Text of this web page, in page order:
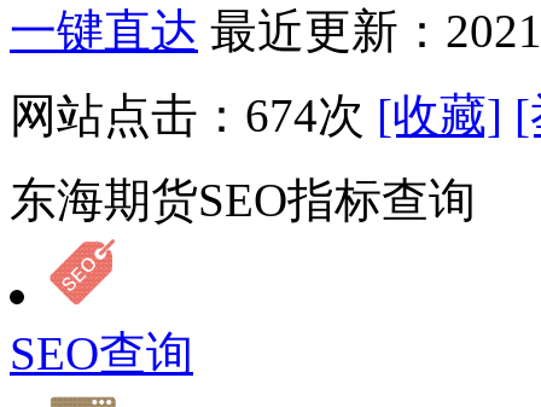
一键直达 最近更新：
网站点击： 674次 [收藏] [
东海期货SEO指标查询
SEO查询